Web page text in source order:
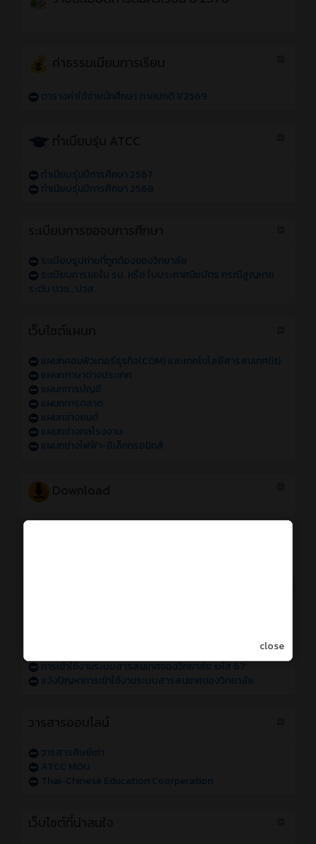
ตารางค่าใช้จ่ายนักศึกษา ภาคปกติ 1/2569
ทำเนียบรุ่นปีการศึกษา 2567
ทำเนียบรุ่นปีการศึกษา 2568
ระเบียบรูปถ่ายที่ถูกต้องของวิทยาลัย
ระเบียบการขอใบ รบ. หรือ ใบประกาศนียบัตร กรณีสูญหาย
ระดับ ปวช., ปวส.
แผนกคอมพิวเตอร์ธุรกิจ(COM) และเทคโนโลยีสารสนเทศ(it)
แผนกภาษาต่างประเทศ
แผนกการบัญชี
แผนกการตลาด
แผนกช่างยนต์
แผนกช่างกลโรงงาน
แผนกช่างไฟฟ้า-อิเล็กทรอนิกส์
Logo ATCC
การเข้าใช้งานระบบสารสนเทศของวิทยาลัย sหัส 67
แจ้งปัญหาการเข้าใช้งานระบบสารสนเทศของวิทยาลัย
วารสารศิษย์เก่า
ATCC MOU
Thai-Chinese Education Coorperation
close